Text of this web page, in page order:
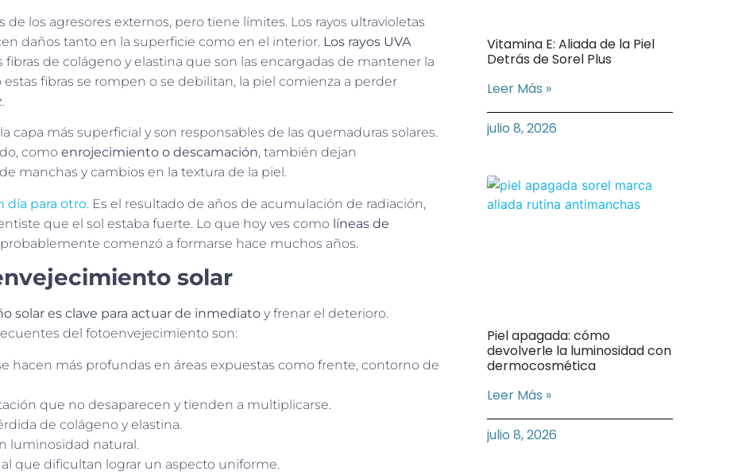
los agresores externos, pero tiene límites. Los rayos ultravioletas
daños tanto en la superficie como en el interior. Los rayos UVA
fibras de colágeno y elastina que son las encargadas de mantener la
fibras se rompen o se debilitan, la piel comienza a perder
capa más superficial y son responsables de las quemaduras solares.
como enrojecimiento o descamación, también dejan
manchas y cambios en la textura de la piel.
día para otro. Es el resultado de años de acumulación de radiación,
que el sol estaba fuerte. Lo que hoy ves como líneas de
comenzó a formarse hace muchos años.
solar
solar es clave para actuar de inmediato y frenar el deterioro.
del fotoenvejecimiento son:
hacen más profundas en áreas expuestas como frente, contorno de
que no desaparecen y tienden a multiplicarse.
de colágeno y elastina.
luminosidad natural.
que dificultan lograr un aspecto uniforme.
Vitamina E: Aliada de la Piel
Detrás de Sorel Plus
Leer Más »
julio 8, 2026
Piel apagada: cómo
devolverle la luminosidad con
dermocosmética
Leer Más »
julio 8, 2026